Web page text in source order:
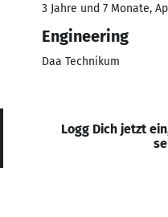
3 Jahre und 7 Monate,
Engineering
Daa Technikum
Logg Dich jetzt